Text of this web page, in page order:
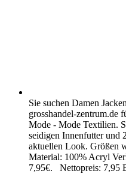
Sie suchen Damen
grosshandel-zentrum.de
Mode - Mode Textilien.
seidigen Innenfutter und
aktuellen Look. Größen
Material: 100% Acryl
7,95€. Nettopreis: 7,95